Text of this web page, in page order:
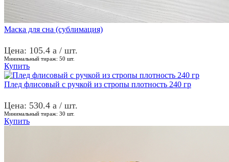
Маска для сна (сублимация)
Цена: 105.4 a / шт.
Минимальный тираж: 50 шт.
Купить
Плед флисовый с ручкой из стропы плотность 240 гр
Цена: 530.4 a / шт.
Минимальный тираж: 30 шт.
Купить